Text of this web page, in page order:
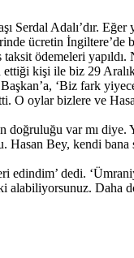
Serdal Adalı’dır.
ücretin
ödemeleri
kişi ile biz 29
‘Biz fark
O oylar bizlere ve
doğruluğu var mı diye.
Bey, kendi bana
dedi.
alabiliyorsunuz.